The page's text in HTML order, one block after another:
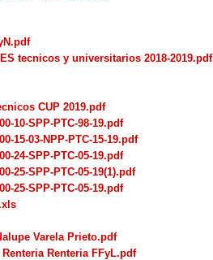
tecnicos y universitarios 2018-2019.pdf
CUP 2019.pdf
10-SPP-PTC-98-19.pdf
15-03-NPP-PTC-15-19.pdf
24-SPP-PTC-05-19.pdf
25-SPP-PTC-05-19(1).pdf
25-SPP-PTC-05-19.pdf
Varela Prieto.pdf
Renteria FFyL.pdf